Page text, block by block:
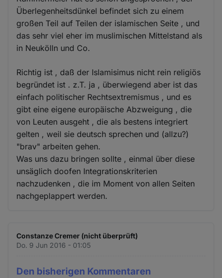
Überlegenheitsdünkel befindet sich zu einem
großen Teil auf Teilen der islamischen Seite , und
das sehr viel eher im muslimischen Mittelstand als
in Neukölln und Co.
Richtig ist , daß der Islamisimus nicht rein religiös
begründet ist . z.T. ja , überwiegend aber ist das
einfach politischer Rechtsextremismus , und es
gibt eine eigene europäische Abzweigung , die
von Leuten ausgeht , die als bestens integriert
gelten , weil sie deutsch sprechen und (allzu?)
"brav" arbeiten gehen.
Was uns dazu bringen sollte , einmal über diese
unsäglich doofen Integrationskriterien
nachzudenken , die im Moment von allen Seiten
nachgeplappert werden.
Constanze Cremer (nicht überprüft)
Do. 9 Jun 2016 - 01:05
Den bisherigen Kommentaren